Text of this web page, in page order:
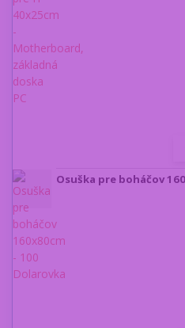
Osuška pre boháčov